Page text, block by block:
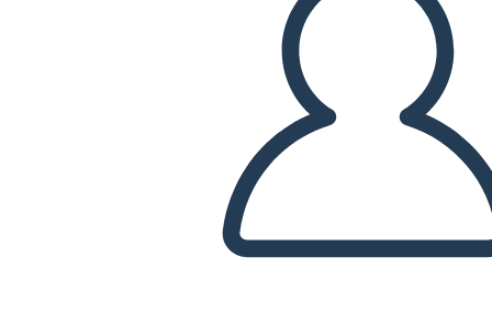
PŘEČTI MI